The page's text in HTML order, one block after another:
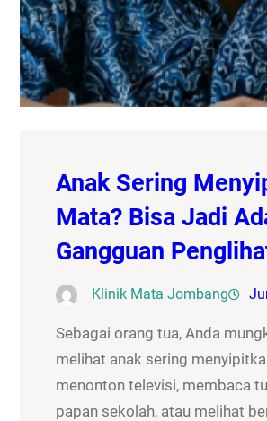
Anak Sering
Mata? Bisa Jadi
Gangguan
Klinik Mata Jombang
Sebagai orang tua, Anda
melihat anak sering
menonton televisi, membaca
papan sekolah, atau melihat